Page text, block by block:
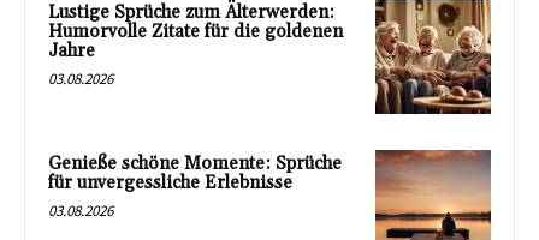
Lustige Sprüche zum Älterwerden:
Humorvolle Zitate für die goldenen
Jahre
03.08.2026
Genieße schöne Momente: Sprüche
für unvergessliche Erlebnisse
03.08.2026